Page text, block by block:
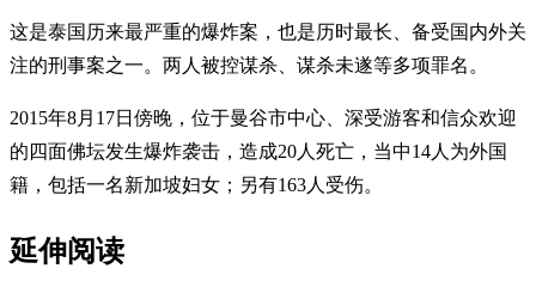
这是泰国历来最严重的爆炸案，也是历时最长、备受国内外关
注的刑事案之一。两人被控谋杀、谋杀未遂等多项罪名。
2015年8月17日傍晚，位于曼谷市中心、深受游客和信众欢迎
的四面佛坛发生爆炸袭击，造成20人死亡，当中14人为外国
籍，包括一名新加坡妇女；另有163人受伤。
延伸阅读